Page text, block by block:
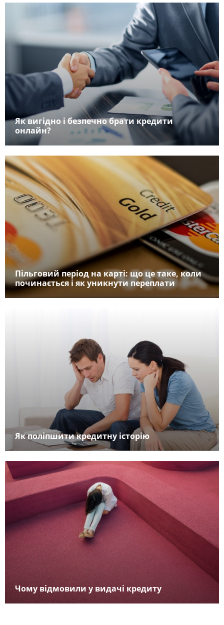
Як вигідно і безпечно брати кредити
онлайн?
Пільговий період на карті: що це таке, коли
починається і як уникнути переплати
Як поліпшити кредитну історію
Чому відмовили у видачі кредиту